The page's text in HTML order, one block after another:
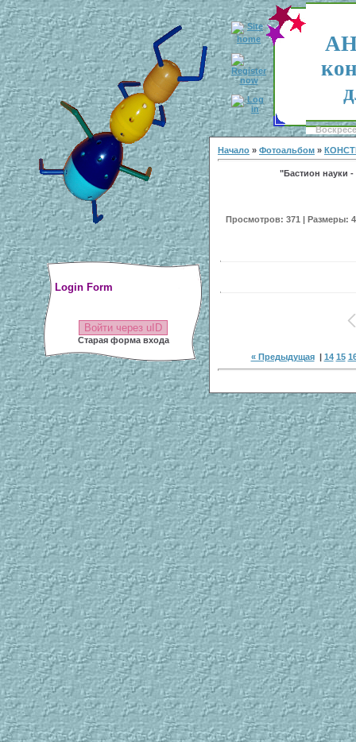
Login Form
Войти через uID
Старая форма входа
Начало » Фотоальбом »
"Бастион науки -
Просмотров: 371 | Размеры:
« Предыдущая| 14 15